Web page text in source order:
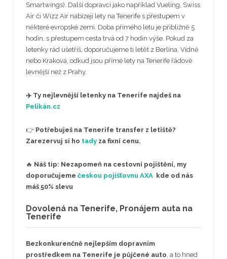
Smartwings). Další dopravci jako například Vueling, Swiss
Air či Wizz Air nabízejí lety na Tenerife s přestupem v
některé evropské zemi. Doba přímého letu je přibližně 5
hodin, s přestupem cesta trvá od 7 hodin výše. Pokud za
letenky rád ušetříš, doporučujeme ti letět z Berlína, Vídně
nebo Krakova, odkud jsou přímé lety na Tenerife řádově
levnější než z Prahy.
✈️ Ty nejlevnější letenky na Tenerife najdeš na
Pelikán.cz
👉 Potřebuješ na Tenerife transfer z letiště?
Zarezervuj si ho tady za fixní cenu.
🔥 Náš tip: Nezapomeň na cestovní pojištění, my
doporučujeme českou pojišťovnu AXA kde od nás
máš 50% slevu
Dovolená na Tenerife, Pronájem auta na
Tenerife
Bezkonkurenčně nejlepším dopravním
prostředkem na Tenerife je půjčené auto, a to hned